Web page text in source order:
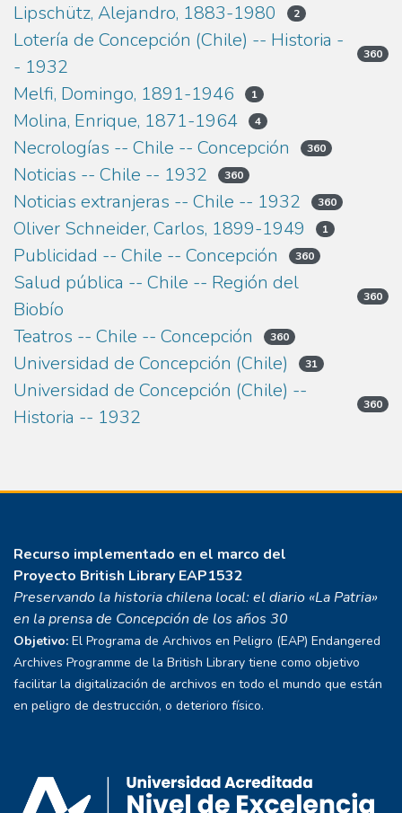
Lipschütz, Alejandro, 1883-1980 2
Lotería de Concepción (Chile) -- Historia -
- 1932
360
Melfi, Domingo, 1891-1946 1
Molina, Enrique, 1871-1964 4
Necrologías -- Chile -- Concepción 360
Noticias -- Chile -- 1932 360
Noticias extranjeras -- Chile -- 1932 360
Oliver Schneider, Carlos, 1899-1949 1
Publicidad -- Chile -- Concepción 360
Salud pública -- Chile -- Región del
Biobío
360
Teatros -- Chile -- Concepción 360
Universidad de Concepción (Chile) 31
Universidad de Concepción (Chile) --
Historia -- 1932
360
Recurso implementado en el marco del
Proyecto British Library EAP1532
Preservando la historia chilena local: el diario «La Patria»
en la prensa de Concepción de los años 30
Objetivo: El Programa de Archivos en Peligro (EAP) Endangered
Archives Programme de la British Library tiene como objetivo
facilitar la digitalización de archivos en todo el mundo que están
en peligro de destrucción, o deterioro físico.